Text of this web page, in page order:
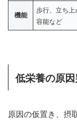
機能
歩行、立ち
容能など
低栄養の原因
原因の仮置き、摂